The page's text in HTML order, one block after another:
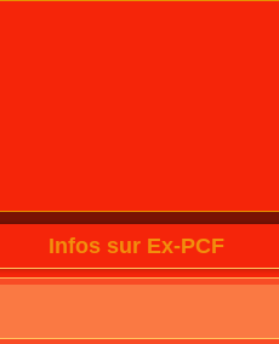
Infos sur Ex-PCF